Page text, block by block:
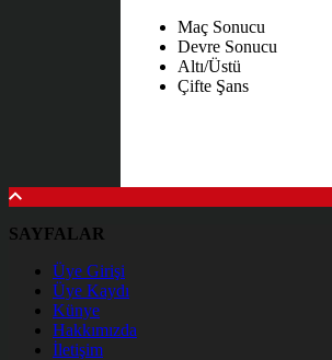
Maç Sonucu
Devre Sonucu
Altı/Üstü
Çifte Şans
SAYFALAR
Üye Girişi
Üye Kaydı
Künye
Hakkımızda
İletişim